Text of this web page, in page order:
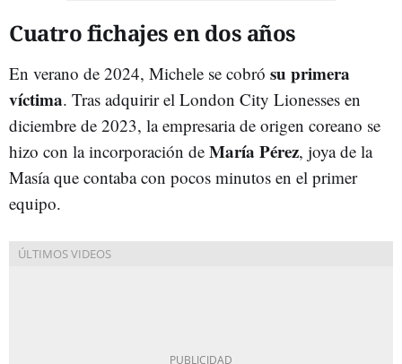
Cuatro fichajes en dos años
En verano de 2024, Michele se cobró su primera
víctima. Tras adquirir el London City Lionesses en
diciembre de 2023, la empresaria de origen coreano se
hizo con la incorporación de María Pérez, joya de la
Masía que contaba con pocos minutos en el primer
equipo.